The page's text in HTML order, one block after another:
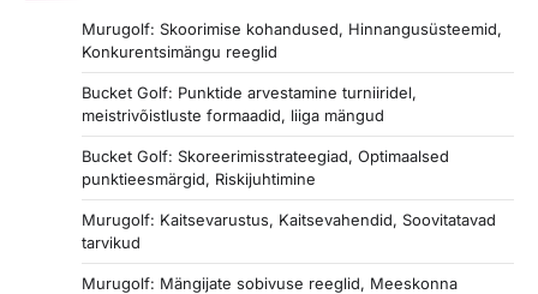
Murugolf: Skoorimise kohandused, Hinnangusüsteemid,
Konkurentsimängu reeglid
Bucket Golf: Punktide arvestamine turniiridel,
meistrivõistluste formaadid, liiga mängud
Bucket Golf: Skoreerimisstrateegiad, Optimaalsed
punktieesmärgid, Riskijuhtimine
Murugolf: Kaitsevarustus, Kaitsevahendid, Soovitatavad
tarvikud
Murugolf: Mängijate sobivuse reeglid, Meeskonna